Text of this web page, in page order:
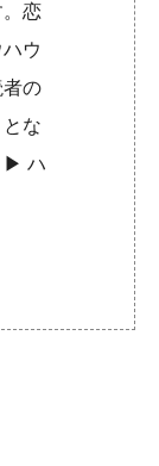
。恋
ウ
の
な
▶︎ハ